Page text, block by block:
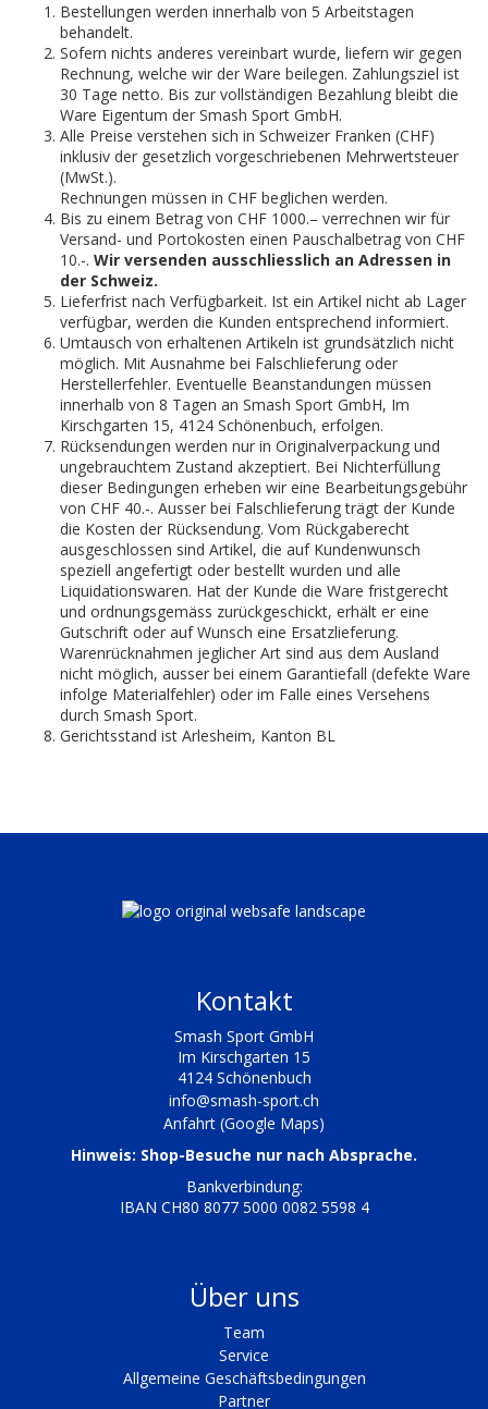
Bestellungen werden innerhalb von 5 Arbeitstagen
behandelt.
Sofern nichts anderes vereinbart wurde, liefern wir gegen
Rechnung, welche wir der Ware beilegen. Zahlungsziel ist
30 Tage netto. Bis zur vollständigen Bezahlung bleibt die
Ware Eigentum der Smash Sport GmbH.
Alle Preise verstehen sich in Schweizer Franken (CHF)
inklusiv der gesetzlich vorgeschriebenen Mehrwertsteuer
(MwSt.).
Rechnungen müssen in CHF beglichen werden.
Bis zu einem Betrag von CHF 1000.– verrechnen wir für
Versand- und Portokosten einen Pauschalbetrag von CHF
10.-. Wir versenden ausschliesslich an Adressen in
der Schweiz.
Lieferfrist nach Verfügbarkeit. Ist ein Artikel nicht ab Lager
verfügbar, werden die Kunden entsprechend informiert.
Umtausch von erhaltenen Artikeln ist grundsätzlich nicht
möglich. Mit Ausnahme bei Falschlieferung oder
Herstellerfehler. Eventuelle Beanstandungen müssen
innerhalb von 8 Tagen an Smash Sport GmbH, Im
Kirschgarten 15, 4124 Schönenbuch, erfolgen.
Rücksendungen werden nur in Originalverpackung und
ungebrauchtem Zustand akzeptiert. Bei Nichterfüllung
dieser Bedingungen erheben wir eine Bearbeitungsgebühr
von CHF 40.-. Ausser bei Falschlieferung trägt der Kunde
die Kosten der Rücksendung. Vom Rückgaberecht
ausgeschlossen sind Artikel, die auf Kundenwunsch
speziell angefertigt oder bestellt wurden und alle
Liquidationswaren. Hat der Kunde die Ware fristgerecht
und ordnungsgemäss zurückgeschickt, erhält er eine
Gutschrift oder auf Wunsch eine Ersatzlieferung.
Warenrücknahmen jeglicher Art sind aus dem Ausland
nicht möglich, ausser bei einem Garantiefall (defekte Ware
infolge Materialfehler) oder im Falle eines Versehens
durch Smash Sport.
Gerichtsstand ist Arlesheim, Kanton BL
Kontakt
Smash Sport GmbH
Im Kirschgarten 15
4124 Schönenbuch
info@smash-sport.ch
Anfahrt (Google Maps)
Hinweis: Shop-Besuche nur nach Absprache.
Bankverbindung:
IBAN CH80 8077 5000 0082 5598 4
Über uns
Team
Service
Allgemeine Geschäftsbedingungen
Partner